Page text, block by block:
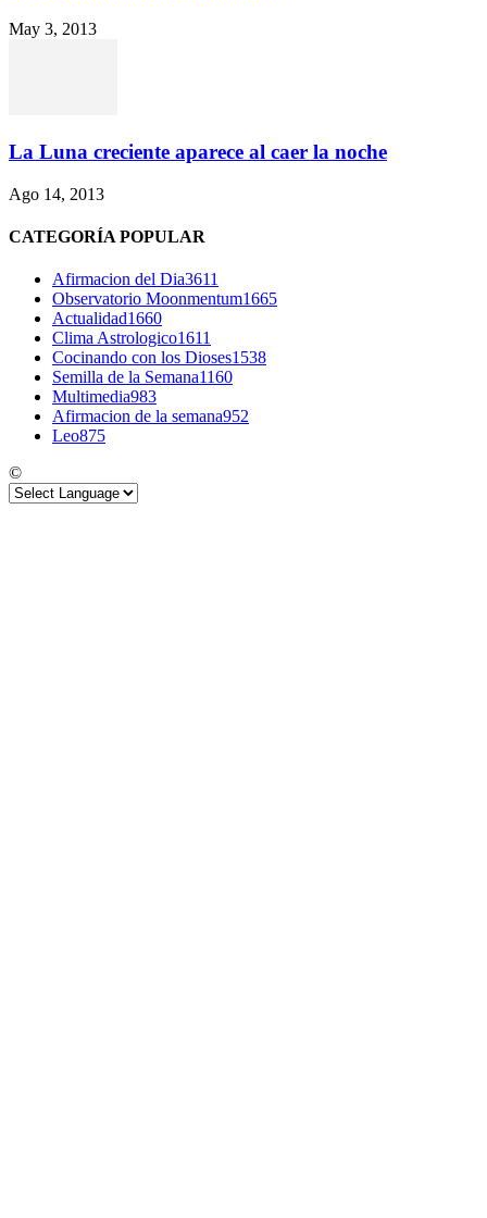
May 3, 2013
La Luna creciente aparece al caer la noche
Ago 14, 2013
CATEGORÍA POPULAR
Afirmacion del Dia3611
Observatorio Moonmentum1665
Actualidad1660
Clima Astrologico1611
Cocinando con los Dioses1538
Semilla de la Semana1160
Multimedia983
Afirmacion de la semana952
Leo875
©